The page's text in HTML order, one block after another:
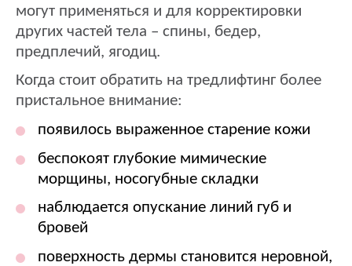
могут применяться и для корректировки
других частей тела – спины, бедер,
предплечий, ягодиц.
Когда стоит обратить на тредлифтинг более
пристальное внимание:
появилось выраженное старение кожи
беспокоят глубокие мимические
морщины, носогубные складки
наблюдается опускание линий губ и
бровей
поверхность дермы становится неровной,